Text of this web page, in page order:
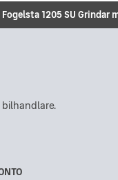
Fogelsta 1205 SU Grindar
bilhandlare.